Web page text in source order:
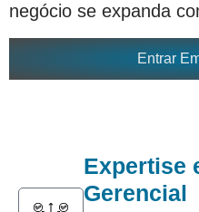
Expertise
Gerencial
negócio se expanda
Entrar